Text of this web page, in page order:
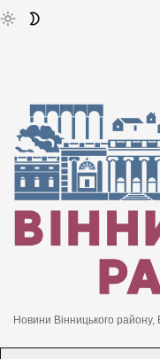
Новини Вінницького району,